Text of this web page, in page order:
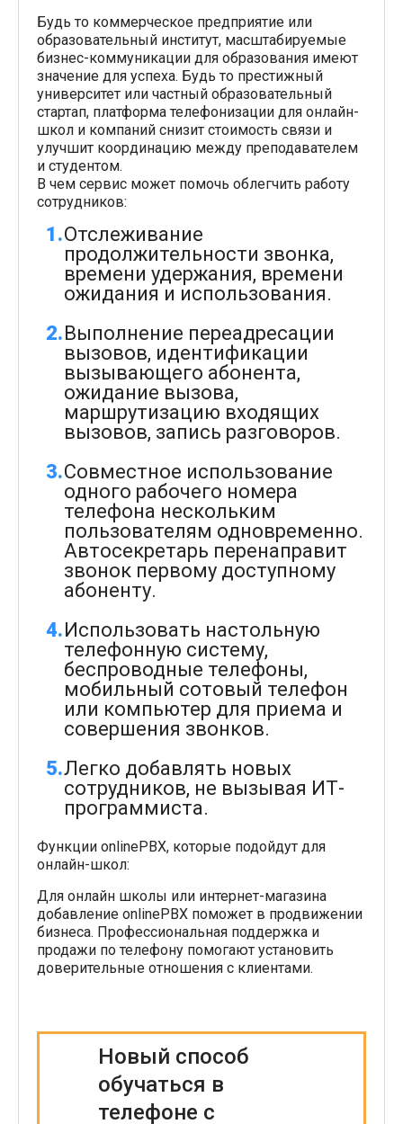
Будь то коммерческое предприятие или
образовательный институт, масштабируемые
бизнес-коммуникации для образования имеют
значение для успеха. Будь то престижный
университет или частный образовательный
стартап, платформа телефонизации для онлайн-
школ и компаний снизит стоимость связи и
улучшит координацию между преподавателем
и студентом.
В чем сервис может помочь облегчить работу
сотрудников:
Отслеживание
продолжительности звонка,
времени удержания, времени
ожидания и использования.
Выполнение переадресации
вызовов, идентификации
вызывающего абонента,
ожидание вызова,
маршрутизацию входящих
вызовов, запись разговоров.
Совместное использование
одного рабочего номера
телефона нескольким
пользователям одновременно.
Автосекретарь перенаправит
звонок первому доступному
абоненту.
Использовать настольную
телефонную систему,
беспроводные телефоны,
мобильный сотовый телефон
или компьютер для приема и
совершения звонков.
Легко добавлять новых
сотрудников, не вызывая ИТ-
программиста.
Функции onlinePBX, которые подойдут для
онлайн-школ:
Для онлайн школы или интернет-магазина
добавление onlinePBX поможет в продвижении
бизнеса. Профессиональная поддержка и
продажи по телефону помогают установить
доверительные отношения с клиентами.
Новый способ
обучаться в
телефоне с